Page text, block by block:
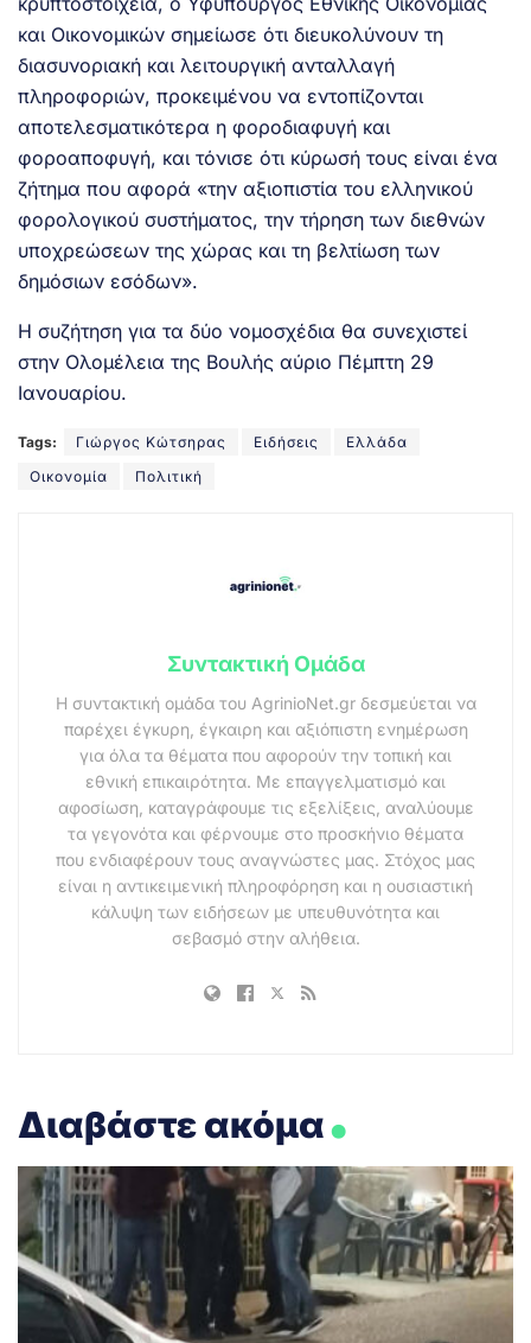
και Οικονομικών σημείωσε ότι διευκολύνουν τη
διασυνοριακή και λειτουργική ανταλλαγή
πληροφοριών, προκειμένου να εντοπίζονται
αποτελεσματικότερα η φοροδιαφυγή και
φοροαποφυγή, και τόνισε ότι κύρωσή τους είναι ένα
ζήτημα που αφορά «την αξιοπιστία του ελληνικού
φορολογικού συστήματος, την τήρηση των διεθνών
υποχρεώσεων της χώρας και τη βελτίωση των
δημόσιων εσόδων».
Η συζήτηση για τα δύο νομοσχέδια θα συνεχιστεί
στην Ολομέλεια της Βουλής αύριο Πέμπτη 29
Ιανουαρίου.
Tags: Γιώργος Κώτσηρας Ειδήσεις
Ελλάδα
Οικονομία
Πολιτική
Συντακτική Ομάδα
Η συντακτική ομάδα του AgrinioNet.gr δεσμεύεται να
παρέχει έγκυρη, έγκαιρη και αξιόπιστη ενημέρωση
για όλα τα θέματα που αφορούν την τοπική και
εθνική επικαιρότητα. Με επαγγελματισμό και
αφοσίωση, καταγράφουμε τις εξελίξεις, αναλύουμε
τα γεγονότα και φέρνουμε στο προσκήνιο θέματα
που ενδιαφέρουν τους αναγνώστες μας. Στόχος μας
είναι η αντικειμενική πληροφόρηση και η ουσιαστική
κάλυψη των ειδήσεων με υπευθυνότητα και
σεβασμό στην αλήθεια.
Διαβάστε ακόμα.